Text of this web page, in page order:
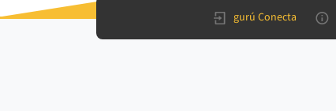
gurú Conecta